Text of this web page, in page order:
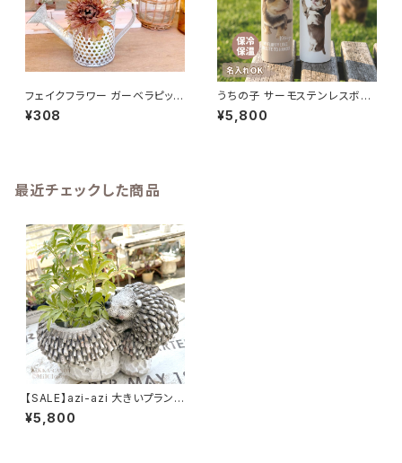
フェイクフラワー ガーベラピック
ブラウンベージュ 造花
¥308
うちの子 サーモステンレスボト
ル 370ml 名入れ無料 送料無
料名入れ無料 送料無料
¥5,800
最近チェックした商品
【SALE】azi-azi 大きいプランタ
ー ハリネズミとキノコのプラン
ター 送料無料
¥5,800